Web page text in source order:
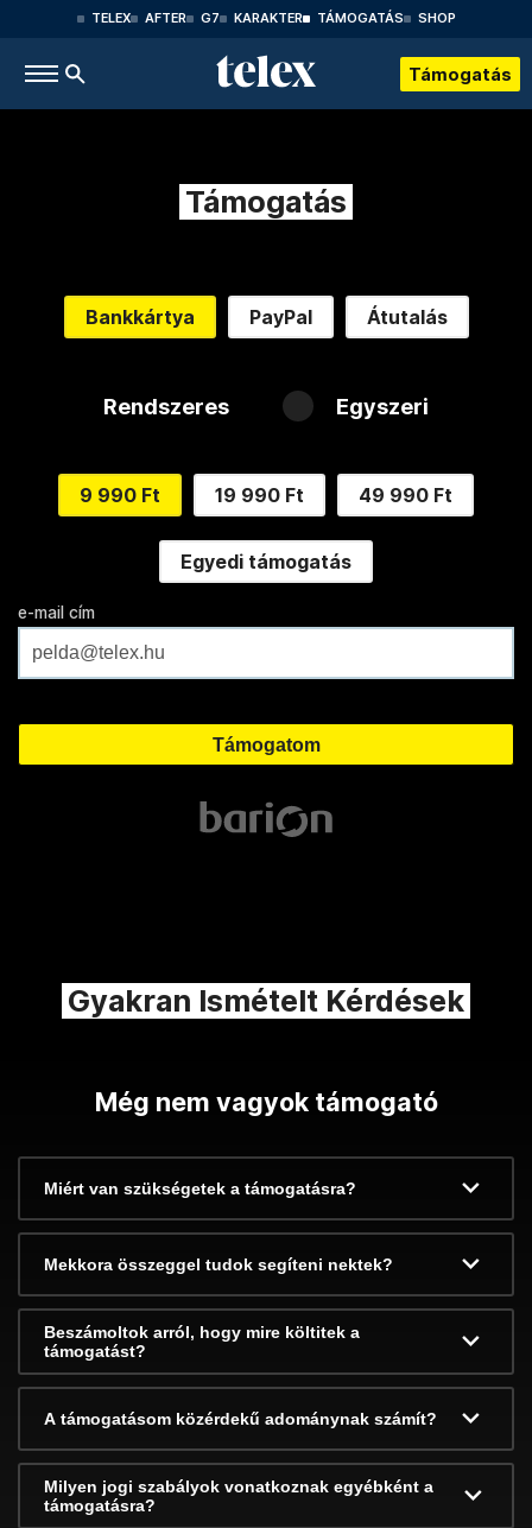
TELEX AFTER G7 KARAKTER TÁMOGATÁS SHOP
Támogatás
Támogatás
Bankkártya PayPal Átutalás
Rendszeres Egyszeri
9 990 Ft 19 990 Ft 49 990 Ft
Egyedi támogatás
e-mail cím
Gyakran Ismételt Kérdések
Még nem vagyok támogató
Miért van szükségetek a támogatásra?
Mekkora összeggel tudok segíteni nektek?
Beszámoltok arról, hogy mire költitek a
támogatást?
A támogatásom közérdekű adománynak számít?
Milyen jogi szabályok vonatkoznak egyébként a
támogatásra?